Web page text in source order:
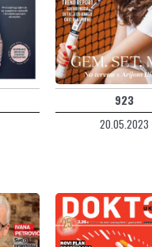
923
20.05.2023